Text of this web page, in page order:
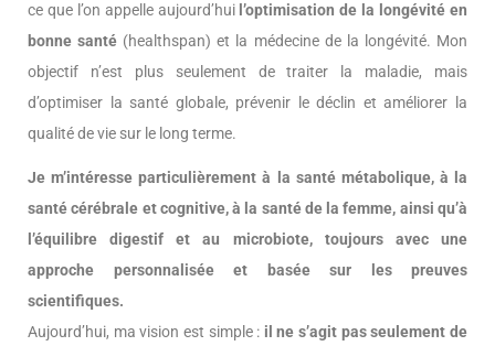
ce que l’on appelle aujourd’hui l’optimisation de la longévité en
bonne santé (healthspan) et la médecine de la longévité. Mon
objectif n’est plus seulement de traiter la maladie, mais
d’optimiser la santé globale, prévenir le déclin et améliorer la
qualité de vie sur le long terme.
Je m’intéresse particulièrement à la santé métabolique, à la
santé cérébrale et cognitive, à la santé de la femme, ainsi qu’à
l’équilibre digestif et au microbiote, toujours avec une
approche personnalisée et basée sur les preuves
scientifiques.
Aujourd’hui, ma vision est simple : il ne s’agit pas seulement de